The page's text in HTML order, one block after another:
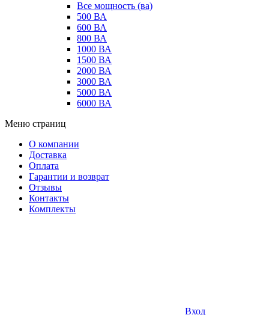
Все мощность (ва)
500 ВА
600 ВА
800 ВА
1000 ВА
1500 ВА
2000 ВА
3000 ВА
5000 ВА
6000 ВА
Меню страниц
О компании
Доставка
Оплата
Гарантии и возврат
Отзывы
Контакты
Комплекты
Вход